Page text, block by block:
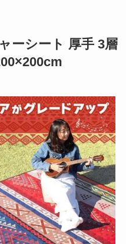
ーシート 厚手 3層